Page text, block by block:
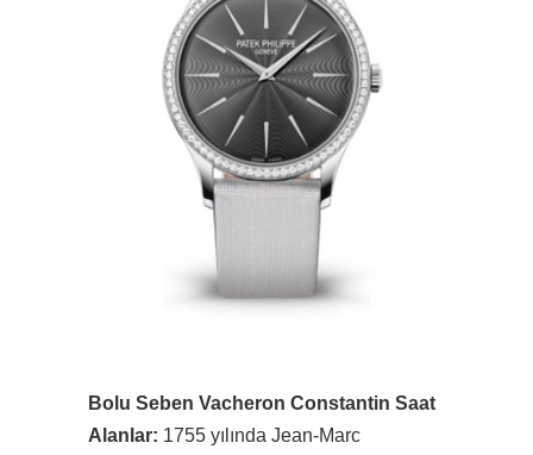
Bolu Seben Vacheron Constantin Saat
Alanlar: 1755 yılında Jean-Marc